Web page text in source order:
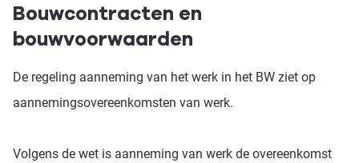
Bouwcontracten en
bouwvoorwaarden
De regeling aanneming van het werk in het BW ziet op
aannemingsovereenkomsten van werk.
Volgens de wet is aanneming van werk de overeenkomst